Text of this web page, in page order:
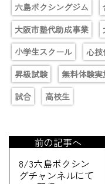
六島ボクシングジム
大阪市塾代助成事業
小学生スクール
心技
昇級試験
無料体験実
試合
高校生
前の記事へ
8/3六島ボクシン
グチャンネルにて